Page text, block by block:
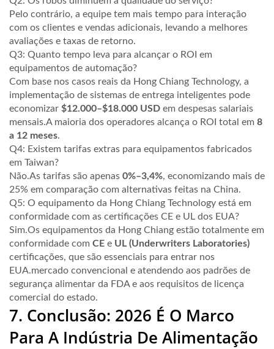
Pelo contrário, a equipe tem mais tempo para interação
com os clientes e vendas adicionais, levando a melhores
avaliações e taxas de retorno.
Q3: Quanto tempo leva para alcançar o ROI em
equipamentos de automação?
Com base nos casos reais da Hong Chiang Technology, a
implementação de sistemas de entrega inteligentes pode
economizar $12.000–$18.000 USD em despesas salariais
mensais.A maioria dos operadores alcança o ROI total em 8
a 12 meses.
Q4: Existem tarifas extras para equipamentos fabricados
em Taiwan?
Não.As tarifas são apenas 0%–3,4%, economizando mais de
25% em comparação com alternativas feitas na China.
Q5: O equipamento da Hong Chiang Technology está em
conformidade com as certificações CE e UL dos EUA?
Sim.Os equipamentos da Hong Chiang estão totalmente em
conformidade com CE e UL (Underwriters Laboratories)
certificações, que são essenciais para entrar nos
EUA.mercado convencional e atendendo aos padrões de
segurança alimentar da FDA e aos requisitos de licença
comercial do estado.
7. Conclusão: 2026 É O Marco
Para A Indústria De Alimentação